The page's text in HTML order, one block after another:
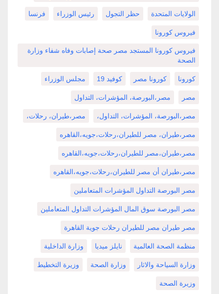
الولايات المتحدة حظر التجول رئيس الوزراء فرنسا
فيروس كورونا
فيروس كورونا المستجد مصر صحة إصابات وفاه شفاء وزارة
الصحة
كورونا كورونا مصر كوفيد 19 مجلس الوزراء
مصر مصر،البورصة، المؤشرات، التداول
مصر،البورصة، المؤشرات، التداول، مصر،طيران، رحلات،
مصر،طيران، مصر للطيران،رحلات،جويه،القاهره
مصر،طيران،مصر للطيران،رحلات،جويه،القاهره
مصر،طيران أن مصر للطيران،رحلات،جويه،القاهره
مصر البورصة التداول المؤشرات المتعاملين
مصر البورصة سوق المال المؤشرات التداول المتعاملين
مصر طيران مصر للطيران رحلات جوية القاهرة
منظمة الصحة العالمية نايلز ميديا وزارة الداخلية
وزارة السياحة والاثار وزارة الصحة وزيرة التخطيط
وزيرة الصحة